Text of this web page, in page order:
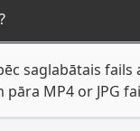
saglabātais
MP4 or JPG